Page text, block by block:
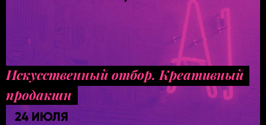
Искусственный отбор. Креативный
продакшн
24 ИЮЛЯ